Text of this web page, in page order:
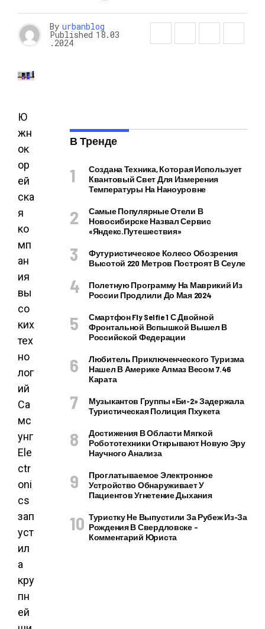
By urbanblog
Published 18.03
.2024
Ю
жн
ок
ор
ей
ска
я
ко
мп
ан
ия
вы
со
ких
тех
но
лог
ий
Са
мс
унг
Ele
ctr
oni
cs
зап
уст
ил
а
кру
пн
ей
В Тренде
Создана Техника, Которая Использует
Квантовый Свет Для Измерения
Температуры На Наноуровне
Самые Популярные Отели В
Новосибирске Назвал Сервис
«Яндекс.Путешествия»
Футуристическое Колесо Обозрения
Высотой 220 Метров Построят В Сеуле
Полетную Программу На Маврикий Из
России Продлили До Мая 2024
Смартфон Fly Selfie 1 С Двойной
Фронтальной Вспышкой Вышел В
Российской Федерации
Любитель Приключенческого Туризма
Нашел В Америке Алмаз Весом 7.46
Карата
Музыкантов Группы «Би-2» Задержала
Туристическая Полиция Пхукета
Достижения В Области Мягкой
Робототехники Открывают Новую Эру
Научного Анализа
Проглатываемое Электронное
Устройство Обнаруживает У
Пациентов Угнетение Дыхания
Туристку Не Выпустили За Рубеж Из-За
Рождения В Свердловске –
Комментарий Юриста